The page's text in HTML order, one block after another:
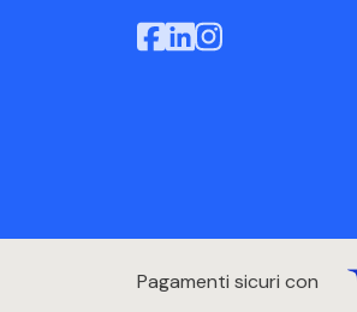
Pagamenti sicuri con